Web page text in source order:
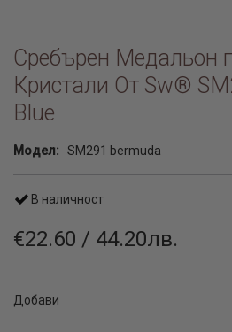
Сребърен Медальон
Кристали От Sw®
Blue
Модел: SM291 bermuda
В наличност
€22.60 / 44.20лв.
Добави